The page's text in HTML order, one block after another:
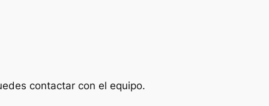
contactar con el equipo.